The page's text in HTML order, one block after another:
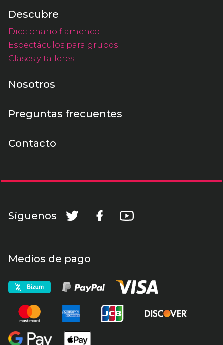
Descubre
Diccionario flamenco
Espectáculos para grupos
Clases y talleres
Nosotros
Preguntas frecuentes
Contacto
Síguenos
Medios de pago